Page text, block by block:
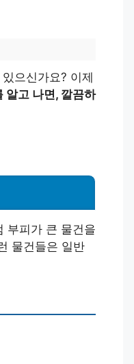
으신가요? 이제
알고 나면, 깔끔하
부피가 큰 물건을
물건들은 일반